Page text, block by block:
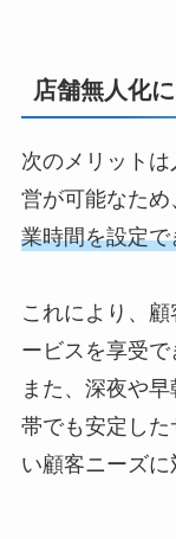
店舗無人化
次のメリット
営が可能なため
業時間を設定で
これにより、
ービスを享受で
また、深夜や
帯でも安定し
い顧客ニーズに